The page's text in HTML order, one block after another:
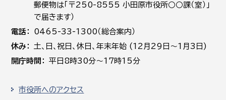
郵便物は「〒250-8555 小田原市役所○○課（室）」
で届きます）
電話
0465-33-1300（総合案内）
休み
土､日､祝日、休日、年末年始 (12月29日～1月3日)
開庁時間
平日8時30分～17時15分
市役所へのアクセス